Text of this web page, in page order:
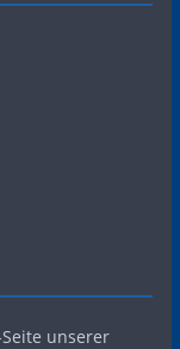
unserer